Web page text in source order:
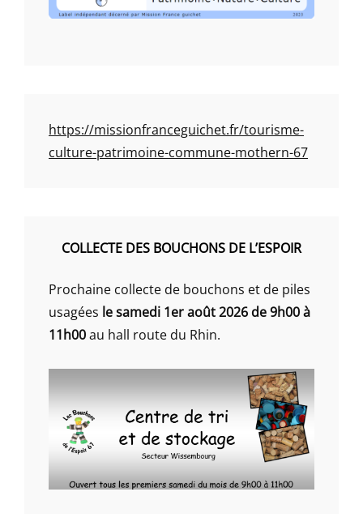
https://missionfranceguichet.fr/tourisme-
culture-patrimoine-commune-mothern-67
COLLECTE DES BOUCHONS DE L’ESPOIR
Prochaine collecte de bouchons et de piles
usagées le samedi 1er août 2026 de 9h00 à
11h00au hall route du Rhin.